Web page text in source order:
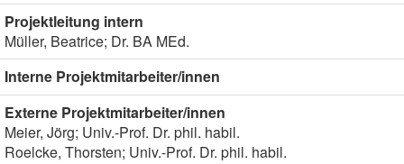
Projektleitung intern
Müller, Beatrice; Dr. BA MEd.
Interne Projektmitarbeiter/innen
Externe Projektmitarbeiter/innen
Meier, Jörg; Univ.-Prof. Dr. phil. habil.
Roelcke, Thorsten; Univ.-Prof. Dr. phil. habil.